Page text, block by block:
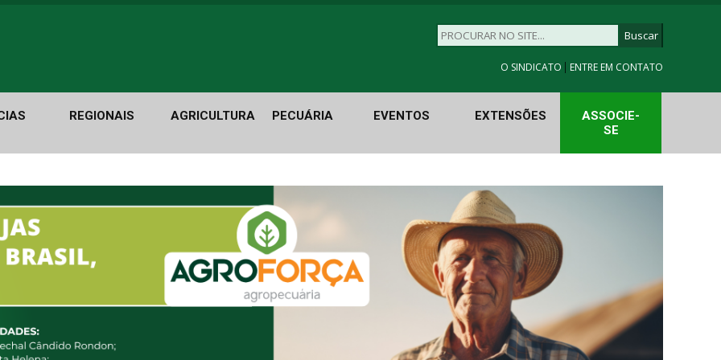
O SINDICATO | ENTRE EM CONTATO
REGIONAIS AGRICULTURA PECUÁRIA EVENTOS EXTENSÕES
ASSOCIE-
SE